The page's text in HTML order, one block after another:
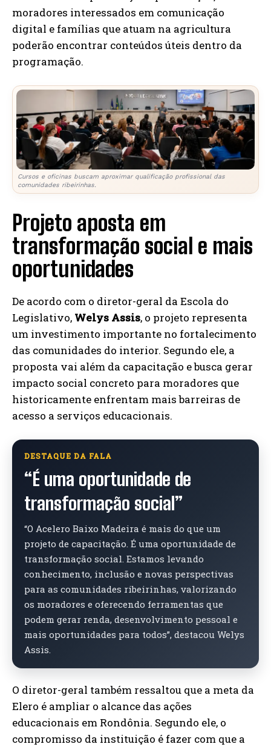
moradores interessados em comunicação
digital e famílias que atuam na agricultura
poderão encontrar conteúdos úteis dentro da
programação.
Cursos e oficinas buscam aproximar qualificação profissional das
comunidades ribeirinhas.
Projeto aposta em
transformação social e mais
oportunidades
De acordo com o diretor-geral da Escola do
Legislativo, Welys Assis, o projeto representa
um investimento importante no fortalecimento
das comunidades do interior. Segundo ele, a
proposta vai além da capacitação e busca gerar
impacto social concreto para moradores que
historicamente enfrentam mais barreiras de
acesso a serviços educacionais.
DESTAQUE DA FALA
“É uma oportunidade de
transformação social”
“O Acelero Baixo Madeira é mais do que um
projeto de capacitação. É uma oportunidade de
transformação social. Estamos levando
conhecimento, inclusão e novas perspectivas
para as comunidades ribeirinhas, valorizando
os moradores e oferecendo ferramentas que
podem gerar renda, desenvolvimento pessoal e
mais oportunidades para todos”, destacou Welys
Assis.
O diretor-geral também ressaltou que a meta da
Elero é ampliar o alcance das ações
educacionais em Rondônia. Segundo ele, o
compromisso da instituição é fazer com que a